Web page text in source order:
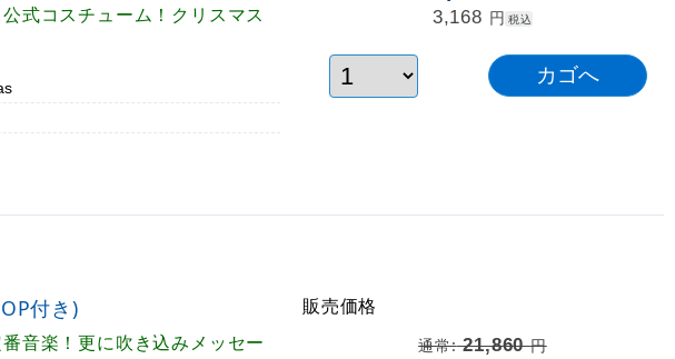
式コスチューム！クリスマス
3,168 円 税込
付き)
音楽！更に吹き込みメッセー
販売価格
通常:21,860円